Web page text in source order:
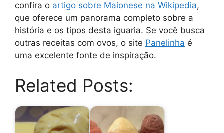
confira o artigo sobre Maionese na Wikipedia,
que oferece um panorama completo sobre a
história e os tipos desta iguaria. Se você busca
outras receitas com ovos, o site Panelinha é
uma excelente fonte de inspiração.
Related Posts: